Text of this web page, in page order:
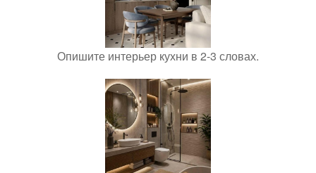
Опишите интерьер кухни в 2-3 словах.